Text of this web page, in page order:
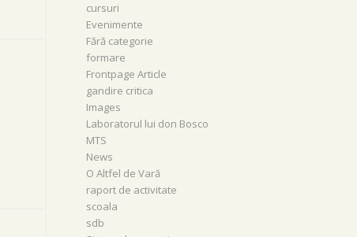
cursuri
Evenimente
Fără categorie
formare
Frontpage Article
gandire critica
Images
Laboratorul lui don Bosco
MTS
News
O Altfel de Vară
raport de activitate
scoala
sdb